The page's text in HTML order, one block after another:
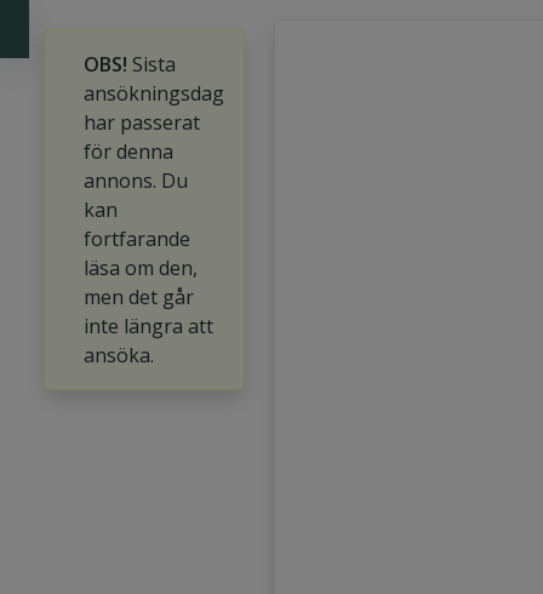
OBS! Sista
ansökningsdag
har passerat
för denna
annons. Du
kan
fortfarande
läsa om den,
men det går
inte längra att
ansöka.